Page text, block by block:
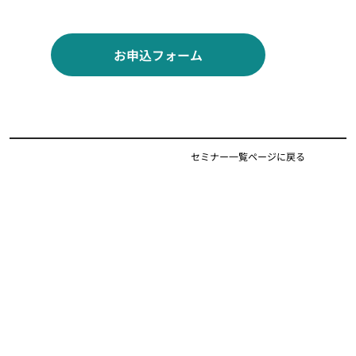
お申込フォーム
セミナー一覧ページに戻る